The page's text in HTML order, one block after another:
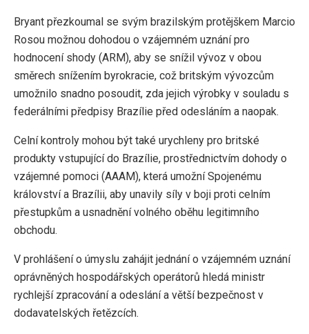
Bryant přezkoumal se svým brazilským protějškem Marcio
Rosou možnou dohodou o vzájemném uznání pro
hodnocení shody (ARM), aby se snížil vývoz v obou
směrech snížením byrokracie, což britským vývozcům
umožnilo snadno posoudit, zda jejich výrobky v souladu s
federálními předpisy Brazílie před odesláním a naopak.
Celní kontroly mohou být také urychleny pro britské
produkty vstupující do Brazílie, prostřednictvím dohody o
vzájemné pomoci (AAAM), která umožní Spojenému
království a Brazílii, aby unavily síly v boji proti celním
přestupkům a usnadnění volného oběhu legitimního
obchodu.
V prohlášení o úmyslu zahájit jednání o vzájemném uznání
oprávněných hospodářských operátorů hledá ministr
rychlejší zpracování a odeslání a větší bezpečnost v
dodavatelských řetězcích.